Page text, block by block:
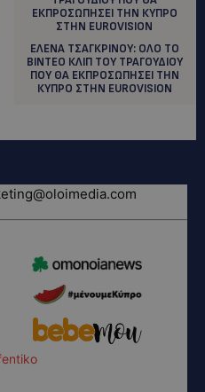
ΕΛΕΝΑ ΤΣΑΓΚΡΙΝΟΥ: ΟΛΟ ΤΟ
ΒΙΝΤΕΟ ΚΛΙΠ ΤΟΥ ΤΡΑΓΟΥΔΙΟΥ
ΠΟΥ ΘΑ ΕΚΠΡΟΣΩΠΗΣΕΙ ΤΗΝ
ΚΥΠΡΟ ΣΤΗΝ EUROVISION